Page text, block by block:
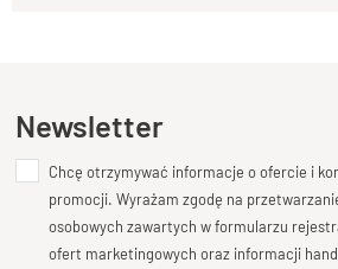
naturalne piękno drewna.
Ręcznie wykonane z
każdy detal
Dodaj opinię o produkcie
Twoja ocena
Bardzo dobry
Newsletter
Chcę otrzymywać informacje o ofercie i
promocji. Wyrażam zgodę na
osobowych zawartych w formularzu
ofert marketingowych oraz informacji